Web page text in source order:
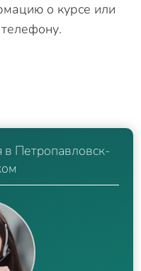
о курсе или
в Петропавловск-